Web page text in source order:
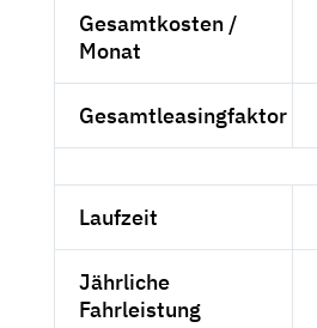
Gesamtkosten /
Monat
Gesamtleasingfaktor
Laufzeit
Jährliche
Fahrleistung